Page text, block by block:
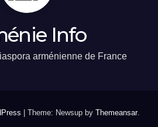
Info
arménienne de France
Theme: Newsup by Themeansar.